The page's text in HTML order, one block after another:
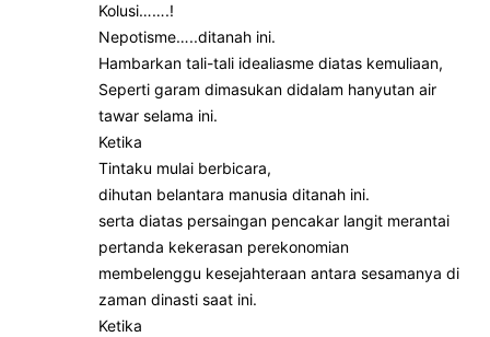
Kolusi…….!
Nepotisme…..ditanah ini.
Hambarkan tali-tali idealiasme diatas kemuliaan,
Seperti garam dimasukan didalam hanyutan air
tawar selama ini.
Ketika
Tintaku mulai berbicara,
dihutan belantara manusia ditanah ini.
serta diatas persaingan pencakar langit merantai
pertanda kekerasan perekonomian
membelenggu kesejahteraan antara sesamanya di
zaman dinasti saat ini.
Ketika